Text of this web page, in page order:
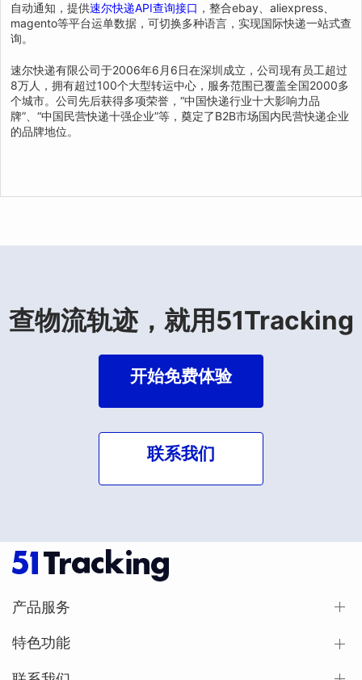
自动通知，提供速尔快递API查询接口 ，整合ebay、aliexpress、
magento等平台运单数据，可切换多种语言，实现国际快递一站式查
询。
速尔快递有限公司于2006年6月6日在深圳成立，公司现有员工超过
8万人，拥有超过100个大型转运中心，服务范围已覆盖全国2000多
个城市。公司先后获得多项荣誉，“中国快递行业十大影响力品
牌”、“中国民营快递十强企业”等，奠定了B2B市场国内民营快递企业
的品牌地位。
查物流轨迹，就用51Tracking
开始免费体验
联系我们
产品服务
特色功能